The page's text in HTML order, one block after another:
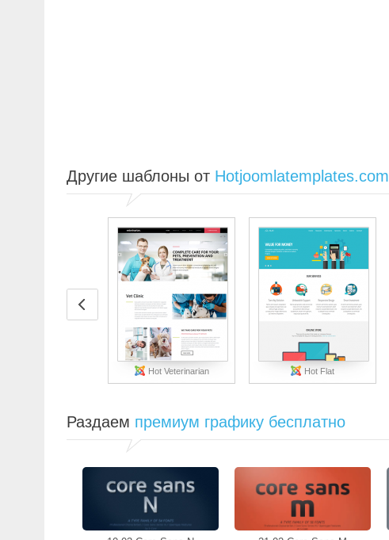
Другие шаблоны от Hotjoomlatemplates.com
Hot Veterinarian Hot Flat
Раздаем премиум графику бесплатно